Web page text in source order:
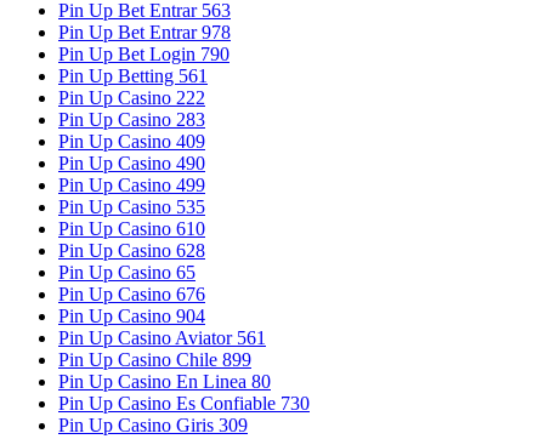
Pin Up Bet Entrar 563
Pin Up Bet Entrar 978
Pin Up Bet Login 790
Pin Up Betting 561
Pin Up Casino 222
Pin Up Casino 283
Pin Up Casino 409
Pin Up Casino 490
Pin Up Casino 499
Pin Up Casino 535
Pin Up Casino 610
Pin Up Casino 628
Pin Up Casino 65
Pin Up Casino 676
Pin Up Casino 904
Pin Up Casino Aviator 561
Pin Up Casino Chile 899
Pin Up Casino En Linea 80
Pin Up Casino Es Confiable 730
Pin Up Casino Giris 309